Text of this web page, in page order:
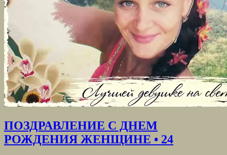
ПОЗДРАВЛЕНИЕ С ДНЕМ
РОЖДЕНИЯ ЖЕНЩИНЕ • 24